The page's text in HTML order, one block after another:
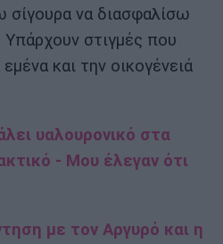
να διασφαλίσω
στιγμές που
και την οικογένειά
υαλουρονικό στα
- Μου έλεγαν ότι
με τον Αργυρό και η